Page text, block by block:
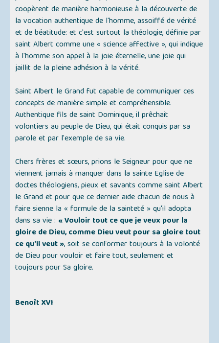
coopèrent de manière harmonieuse à la découverte de
la vocation authentique de l'homme, assoiffé de vérité
et de béatitude: et c'est surtout la théologie, définie par
saint Albert comme une « science affective », qui indique
à l'homme son appel à la joie éternelle, une joie qui
jaillit de la pleine adhésion à la vérité.
Saint Albert le Grand fut capable de communiquer ces
concepts de manière simple et compréhensible.
Authentique fils de saint Dominique, il prêchait
volontiers au peuple de Dieu, qui était conquis par sa
parole et par l'exemple de sa vie.
Chers frères et sœurs, prions le Seigneur pour que ne
viennent jamais à manquer dans la sainte Eglise de
doctes théologiens, pieux et savants comme saint Albert
le Grand et pour que ce dernier aide chacun de nous à
faire sienne la « formule de la sainteté » qu'il adopta
dans sa vie : « Vouloir tout ce que je veux pour la
gloire de Dieu, comme Dieu veut pour sa gloire tout
ce qu'Il veut », soit se conformer toujours à la volonté
de Dieu pour vouloir et faire tout, seulement et
toujours pour Sa gloire.
Benoît XVI